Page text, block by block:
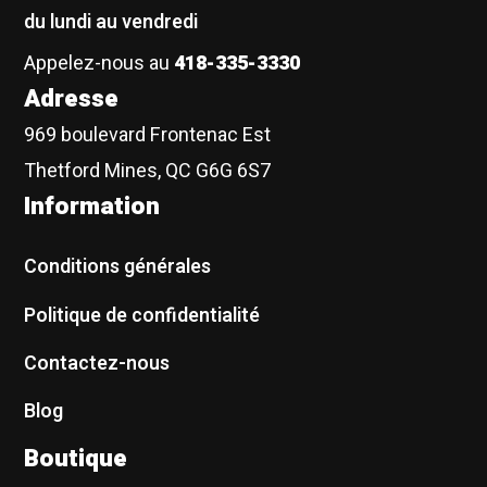
du lundi au vendredi
Appelez-nous au 418-335-3330
Adresse
969 boulevard Frontenac Est
Thetford Mines, QC G6G 6S7
Information
Conditions générales
Politique de confidentialité
Contactez-nous
Blog
Boutique